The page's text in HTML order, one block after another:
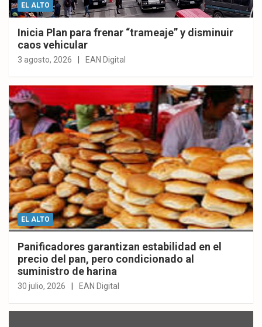
EL ALTO
Inicia Plan para frenar “trameaje” y disminuir
caos vehicular
3 agosto, 2026 EAN Digital
EL ALTO
Panificadores garantizan estabilidad en el
precio del pan, pero condicionado al
suministro de harina
30 julio, 2026 EAN Digital